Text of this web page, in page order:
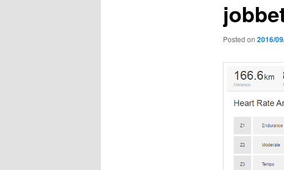
Posted on 2016/